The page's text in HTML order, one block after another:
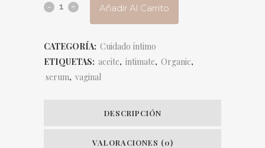
Añadir Al Carrito
CATEGORÍA: Cuidado íntimo
ETIQUETAS: aceite, intimate, Organic,
serum, vaginal
DESCRIPCIÓN
VALORACIONES (0)